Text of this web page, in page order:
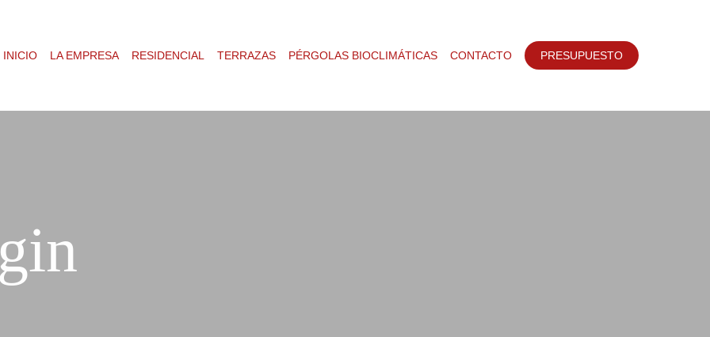
INICIO LA EMPRESA RESIDENCIAL TERRAZAS PÉRGOLAS BIOCLIMÁTICAS CONTACTO PRESUPUESTO